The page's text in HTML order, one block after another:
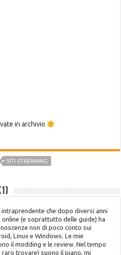
in archivio
SITI STREAMING
intraprendente che dopo diversi anni
(e soprattutto delle guide) ha
non di poco conto sui
Linux e Windows. Le mie
il modding e le review. Nel tempo
raro trovare) suono il piano, mi